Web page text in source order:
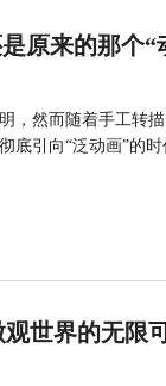
原来的那个“
，然而随着手工转
底引向“泛动画”的时
世界的无限